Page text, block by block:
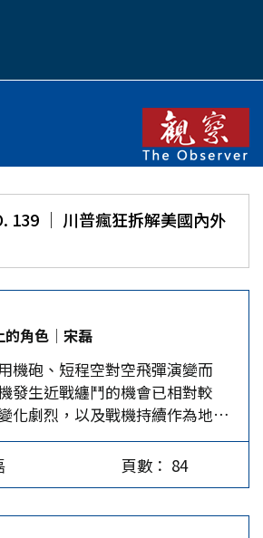
139 │ 川普瘋狂拆解美國內外
的角色│宋磊
機砲、短程空對空飛彈演變而
發生近戰纏鬥的機會已相對較
化劇烈，以及戰機持續作為地面
戰機仍舊配備機砲作為最後一道
備。而且，隨著機砲射擊精確
然是戰機上不可或缺的裝備。
頁數： 84